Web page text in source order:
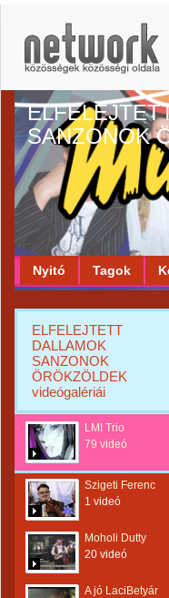
SANZONOK
Nyitó Tagok
ELFELEJTETT
DALLAMOK
SANZONOK
ÖRÖKZÖLDEK
videógalériái
LMI Trio
79 videó
Szigeti Ferenc
1 videó
Moholi Dutty
20 videó
A jó LaciBetyár